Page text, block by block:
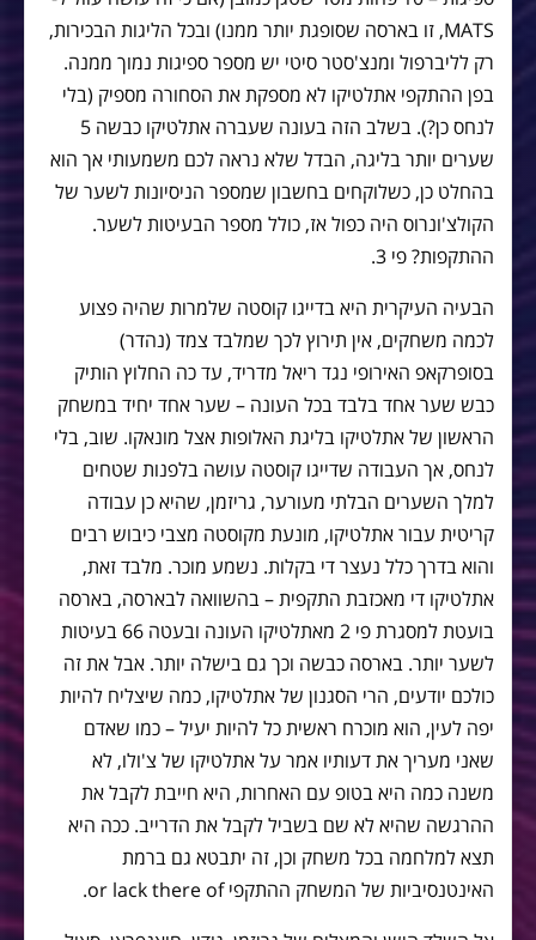
MATS, זו בארסה שסופגת יותר ממנו) ובכל הליגות הבכירות,
רק לליברפול ומנצ'סטר סיטי יש מספר ספיגות נמוך ממנה.
בפן ההתקפי אתלטיקו לא מספקת את הסחורה מספיק (בלי
לנחס כן?). בשלב הזה בעונה שעברה אתלטיקו כבשה 5
שערים יותר בליגה, הבדל שלא נראה לכם משמעותי אך הוא
בהחלט כן, כשלוקחים בחשבון שמספר הניסיונות לשער של
הקולצ'ונרוס היה כפול אז, כולל מספר הבעיטות לשער.
ההתקפות? פי 3.
הבעיה העיקרית היא בדייגו קוסטה שלמרות שהיה פצוע
לכמה משחקים, אין תירוץ לכך שמלבד צמד (נהדר)
בסופרקאפ האירופי נגד ריאל מדריד, עד כה החלוץ הותיק
כבש שער אחד בלבד בכל העונה – שער אחד יחיד במשחק
הראשון של אתלטיקו בליגת האלופות אצל מונאקו. שוב, בלי
לנחס, אך העבודה שדייגו קוסטה עושה בלפנות שטחים
למלך השערים הבלתי מעורער, גריזמן, שהיא כן עבודה
קריטית עבור אתלטיקו, מונעת מקוסטה מצבי כיבוש רבים
והוא בדרך כלל נעצר די בקלות. נשמע מוכר. מלבד זאת,
אתלטיקו די מאכזבת התקפית – בהשוואה לבארסה, בארסה
בועטת למסגרת פי 2 מאתלטיקו העונה ובעטה 66 בעיטות
לשער יותר. בארסה כבשה וכך גם בישלה יותר. אבל את זה
כולכם יודעים, הרי הסגנון של אתלטיקו, כמה שיצליח להיות
יפה לעין, הוא מוכרח ראשית כל להיות יעיל – כמו שאדם
שאני מעריך את דעותיו אמר על אתלטיקו של צ'ולו, לא
משנה כמה היא בטופ עם האחרות, היא חייבת לקבל את
ההרגשה שהיא לא שם בשביל לקבל את הדרייב. ככה היא
תצא למלחמה בכל משחק וכן, זה יתבטא גם ברמת
האינטנסיביות של המשחק ההתקפי or lack there of.